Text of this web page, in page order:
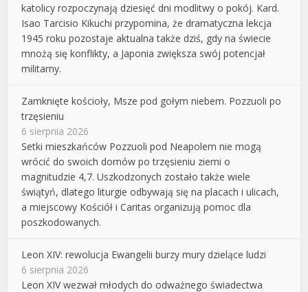
katolicy rozpoczynają dziesięć dni modlitwy o pokój. Kard.
Isao Tarcisio Kikuchi przypomina, że dramatyczna lekcja
1945 roku pozostaje aktualna także dziś, gdy na świecie
mnożą się konflikty, a Japonia zwiększa swój potencjał
militarny.
Zamknięte kościoły, Msze pod gołym niebem. Pozzuoli po
trzęsieniu
6 sierpnia 2026
Setki mieszkańców Pozzuoli pod Neapolem nie mogą
wrócić do swoich domów po trzęsieniu ziemi o
magnitudzie 4,7. Uszkodzonych zostało także wiele
świątyń, dlatego liturgie odbywają się na placach i ulicach,
a miejscowy Kościół i Caritas organizują pomoc dla
poszkodowanych.
Leon XIV: rewolucja Ewangelii burzy mury dzielące ludzi
6 sierpnia 2026
Leon XIV wezwał młodych do odważnego świadectwa